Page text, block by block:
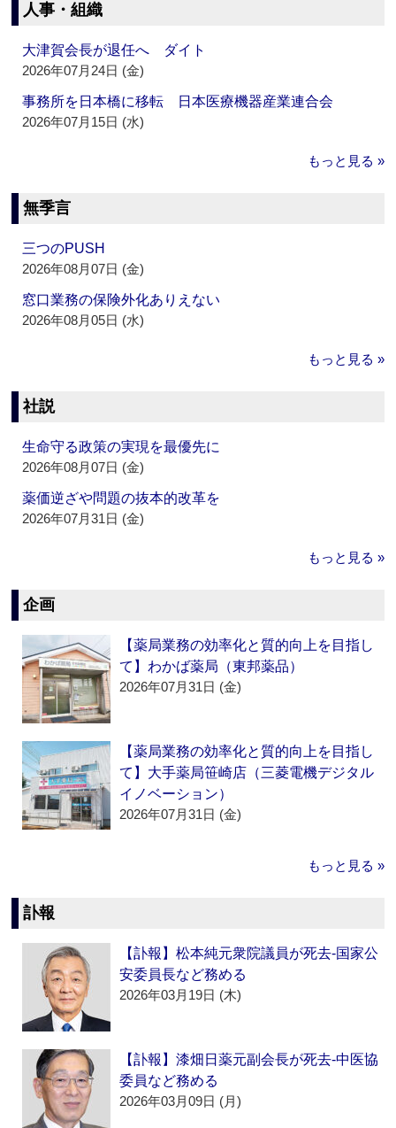
人事・組織
大津賀会長が退任へ ダイト
2026年07月24日 (金)
事務所を日本橋に移転 日本医療機器産業連合会
2026年07月15日 (水)
もっと見る »
無季言
三つのPUSH
2026年08月07日 (金)
窓口業務の保険外化ありえない
2026年08月05日 (水)
もっと見る »
社説
生命守る政策の実現を最優先に
2026年08月07日 (金)
薬価逆ざや問題の抜本的改革を
2026年07月31日 (金)
もっと見る »
企画
【薬局業務の効率化と質的向上を目指し
て】わかば薬局（東邦薬品）
2026年07月31日 (金)
【薬局業務の効率化と質的向上を目指し
て】大手薬局笹崎店（三菱電機デジタル
イノベーション）
2026年07月31日 (金)
もっと見る »
訃報
【訃報】松本純元衆院議員が死去‐国家公
安委員長など務める
2026年03月19日 (木)
【訃報】漆畑日薬元副会長が死去‐中医協
委員など務める
2026年03月09日 (月)